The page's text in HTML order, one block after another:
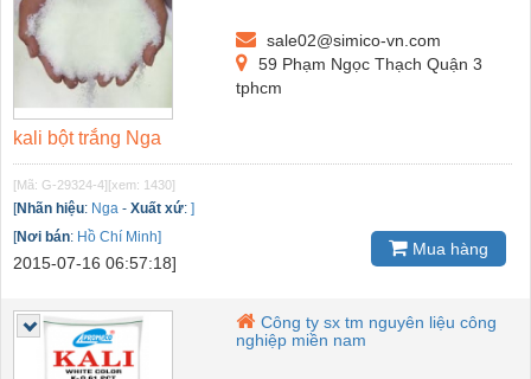
sale02@simico-vn.com
59 Phạm Ngọc Thạch Quận 3
tphcm
kali bột trắng Nga
[Mã: G-29324-4][xem: 1430]
[Nhãn hiệu: Nga - Xuất xứ: ]
[Nơi bán: Hồ Chí Minh]
2015-07-16 06:57:18]
Mua hàng
Công ty sx tm nguyên liệu công
nghiệp miền nam